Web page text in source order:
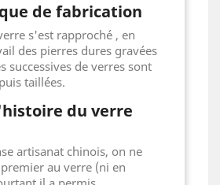
de fabrication
s'est rapproché , en
des pierres dures gravées
successives de verres sont
taillées.
du verre
artisanat chinois, on ne
au verre (ni en
Cancel